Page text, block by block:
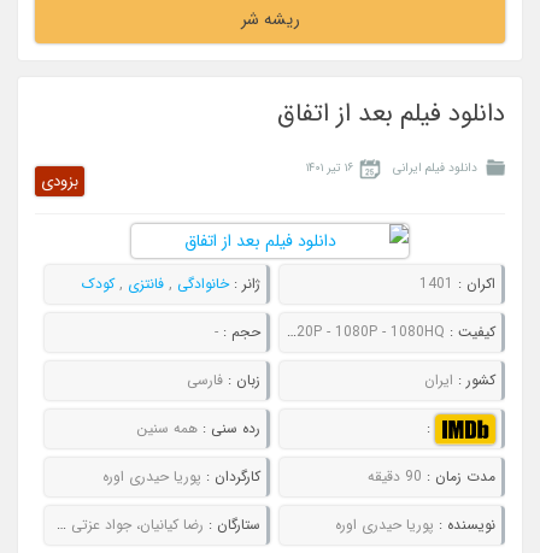
ریشه شر
دانلود فیلم بعد از اتفاق
دانلود فیلم ایرانی ۱۶ تیر ۱۴۰۱
بزودی
اکران : 1401 ژانر :خانوادگی , فانتزی ,کودک
کیفیت : 480P - 720P - 1080P - 1080HQ حجم : -
کشور : ایران زبان : فارسی
: رده سنی : همه سنین
مدت زمان : 90 دقیقه کارگردان : پوریا حیدری اوره
نویسنده : پوریا حیدری اوره ستارگان : رضا کیانیان، جواد عزتی و ستاره پسیانی